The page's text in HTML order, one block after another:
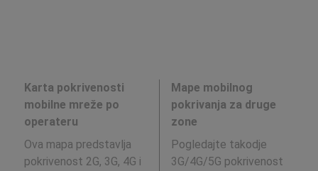
Karta pokrivenosti
mobilne mreže po
operateru
Ova mapa predstavlja
pokrivenost 2G, 3G, 4G i
Mape mobilnog
pokrivanja za druge
zone
Pogledajte takodje
3G/4G/5G pokrivenost